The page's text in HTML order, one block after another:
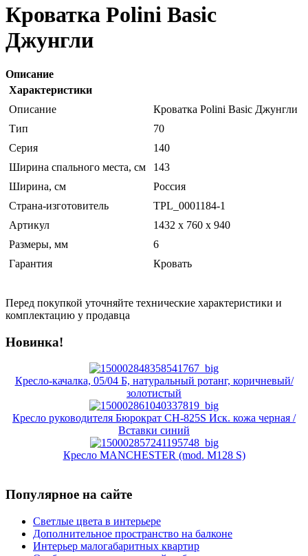
Кроватка Polini Basic
Джунгли
Описание
Характеристики
Описание
Кроватка Polini Basic Джунгли
Тип
70
Серия
140
Ширина спального места, см
143
Ширина, см
Россия
Страна-изготовитель
TPL_0001184-1
Артикул
1432 x 760 x 940
Размеры, мм
6
Гарантия
Кровать
Перед покупкой уточняйте технические характеристики и
комплектацию у продавца
Новинка!
Кресло-качалка, 05/04 Б, натуральный ротанг, коричневый/
золотистый
Кресло руководителя Бюрократ CH-825S Иск. кожа черная /
Вставки синий
Кресло MANCHESTER (mod. M128 S)
Популярное на сайте
Светлые цвета в интерьере
Дополнительное пространство на балконе
Интерьер малогабаритных квартир